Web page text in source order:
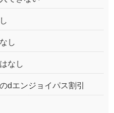
し
なし
dエンジョイパス割引